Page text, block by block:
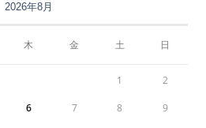
2026年8月
木 金 土 日
1 2
6 7 8 9